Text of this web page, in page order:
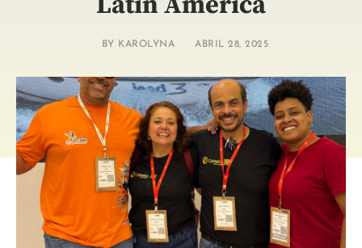
BY KAROLYNA ABRIL 28, 2025